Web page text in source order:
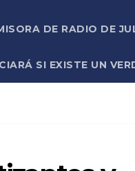
DE RADIO DE
SI EXISTE UN